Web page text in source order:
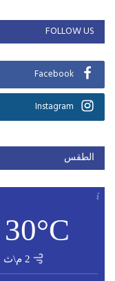
FOLLOW US
Facebook
Instagram
الطقس
30°C
2 م\ث